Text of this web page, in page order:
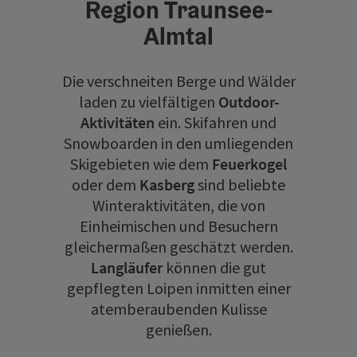
Region Traunsee-
Almtal
Die verschneiten Berge und Wälder
laden zu vielfältigen Outdoor-
Aktivitäten ein. Skifahren und
Snowboarden in den umliegenden
Skigebieten wie dem Feuerkogel
oder dem Kasbergsind beliebte
Winteraktivitäten, die von
Einheimischen und Besuchern
gleichermaßen geschätzt werden.
Langläuferkönnen die gut
gepflegten Loipen inmitten einer
atemberaubenden Kulisse
genießen.